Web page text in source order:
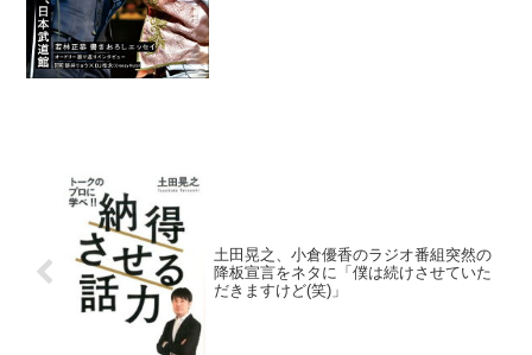
土田晃之、小倉優香のラジオ番組突然の
降板宣言をネタに「僕は続けさせていた
だきますけど(笑)」